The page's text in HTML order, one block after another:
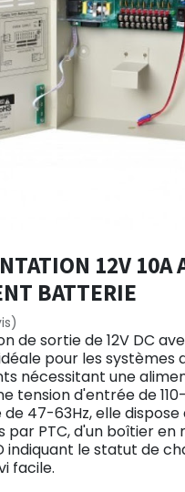
12V 10A
BATTERIE
de sortie de 12V DC
pour les systèmes
nécessitant une
tension d'entrée de
47-63Hz, elle dispose
par PTC, d'un boîtier en
indiquant le statut de
facile.